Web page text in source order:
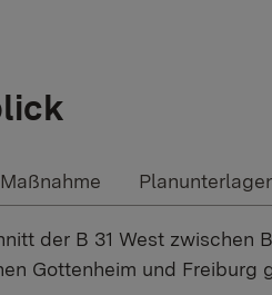
der B 31 West
Gottenheim und Freiburg